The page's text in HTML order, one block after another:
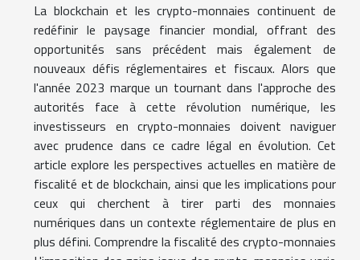
La blockchain et les crypto-monnaies continuent de
redéfinir le paysage financier mondial, offrant des
opportunités sans précédent mais également de
nouveaux défis réglementaires et fiscaux. Alors que
l'année 2023 marque un tournant dans l'approche des
autorités face à cette révolution numérique, les
investisseurs en crypto-monnaies doivent naviguer
avec prudence dans ce cadre légal en évolution. Cet
article explore les perspectives actuelles en matière de
fiscalité et de blockchain, ainsi que les implications pour
ceux qui cherchent à tirer parti des monnaies
numériques dans un contexte réglementaire de plus en
plus défini. Comprendre la fiscalité des crypto-monnaies